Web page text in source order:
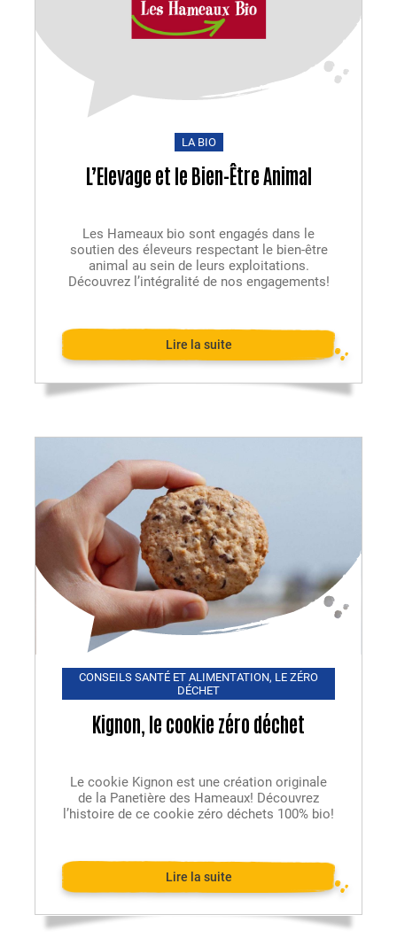
LA BIO
L’Elevage et le Bien-Être Animal
Les Hameaux bio sont engagés dans le
soutien des éleveurs respectant le bien-être
animal au sein de leurs exploitations.
Découvrez l’intégralité de nos engagements!
Lire la suite
CONSEILS SANTÉ ET ALIMENTATION, LE ZÉRO
DÉCHET
Kignon, le cookie zéro déchet
Le cookie Kignon est une création originale
de la Panetière des Hameaux! Découvrez
l’histoire de ce cookie zéro déchets 100% bio!
Lire la suite